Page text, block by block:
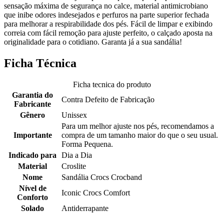
sensação máxima de segurança no calce, material antimicrobiano
que inibe odores indesejados e perfuros na parte superior fechada
para melhorar a respirabilidade dos pés. Fácil de limpar e exibindo
correia com fácil remoção para ajuste perfeito, o calçado aposta na
originalidade para o cotidiano. Garanta já a sua sandália!
Ficha Técnica
Ficha tecnica do produto
Garantia do
Fabricante
Contra Defeito de Fabricação
Gênero
Unissex
Importante
Para um melhor ajuste nos pés, recomendamos a
compra de um tamanho maior do que o seu usual.
Forma Pequena.
Indicado para
Dia a Dia
Material
Croslite
Nome
Sandália Crocs Crocband
Nível de
Conforto
Iconic Crocs Comfort
Solado
Antiderrapante